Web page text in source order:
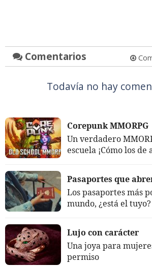
Comentarios
Todavía no hay
Corepunk MMORPG
Un verdadero
escuela ¡Cómo los
Pasaportes que
Los pasaportes más
mundo, ¿está el tuyo?
Lujo con carácter
Una joya para
permiso